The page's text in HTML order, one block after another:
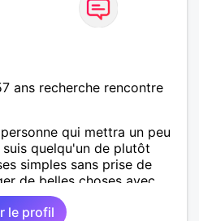
ans recherche rencontre
qui mettra un peu
quelqu'un de plutôt
simples sans prise de
de belles choses avec
.
le profil